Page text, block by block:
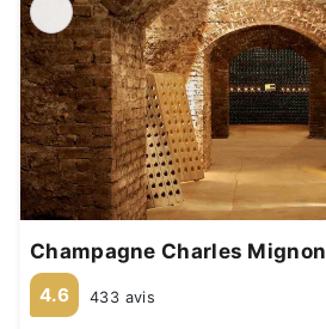
Champagne Charles Mignon
4.6 433 avis